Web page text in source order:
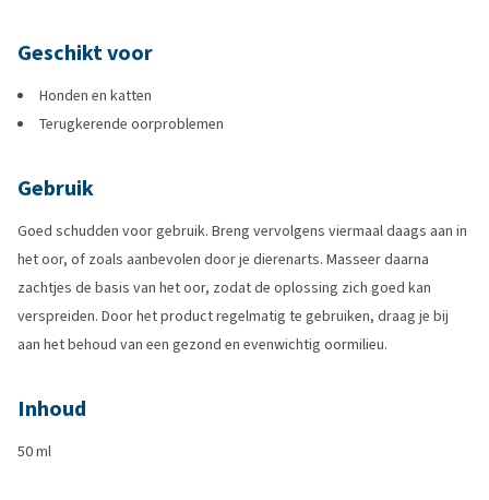
Geschikt voor
Honden en katten
Terugkerende oorproblemen
Gebruik
Goed schudden voor gebruik. Breng vervolgens viermaal daags aan in
het oor, of zoals aanbevolen door je dierenarts. Masseer daarna
zachtjes de basis van het oor, zodat de oplossing zich goed kan
verspreiden. Door het product regelmatig te gebruiken, draag je bij
aan het behoud van een gezond en evenwichtig oormilieu.
Inhoud
50 ml